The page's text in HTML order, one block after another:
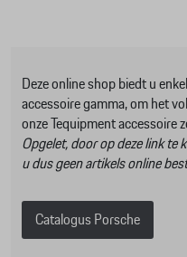
Deze online shop biedt u
accessoire gamma, om het
onze Tequipment accessoire
Opgelet, door op deze link te
u dus geen artikels online
Catalogus Porsche